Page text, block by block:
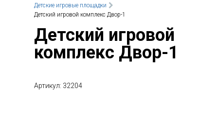
Детские игровые площадки
Детский игровой комплекс Двор-1
Детский игровой
комплекс Двор-1
Артикул: 32204